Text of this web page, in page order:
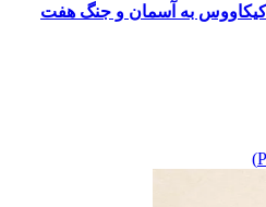
کیکاووس به آسمان و جنگ هفت